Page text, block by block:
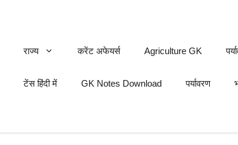
राज्य करेंट अफेयर्स Agriculture GK
टेंस हिंदी में GK Notes Download पर्यावरण